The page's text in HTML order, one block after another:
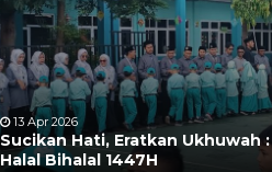
13 Apr 2026
Sucikan Hati, Eratkan Ukhuwah :
Halal Bihalal 1447H